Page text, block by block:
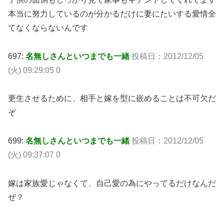
本当に努力しているのが分かるだけに妻にたいする愛情全
てなくならないんです
697: 名無しさんといつまでも一緒投稿日：2012/12/05
(火) 09:29:05 0
更生させるために、相手と嫁を型に嵌めることは不可欠だ
ぞ
699: 名無しさんといつまでも一緒投稿日：2012/12/05
(火) 09:37:07 0
嫁は家族愛じゃなくて、自己愛の為にやってるだけなんだ
ぜ？